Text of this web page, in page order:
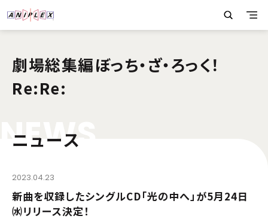
劇場総集編ぼっち・ざ・ろっく！
Re:Re:
NEWS
ニュース
2023.04.23
新曲を収録したシングルCD「光の中へ」が5月24日
㈬リリース決定！